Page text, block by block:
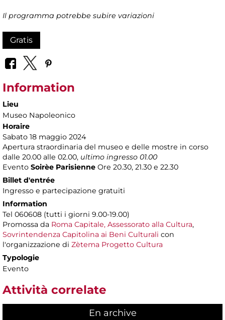
Il programma potrebbe subire variazioni
Gratis
Information
Lieu
Museo Napoleonico
Horaire
Sabato 18 maggio 2024
Apertura straordinaria del museo e delle mostre in corso
dalle 20.00 alle 02.00, ultimo ingresso 01.00
Evento Soirèe Parisienne Ore 20.30, 21.30 e 22.30
Billet d'entrée
Ingresso e partecipazione gratuiti
Information
Tel 060608 (tutti i giorni 9.00-19.00)
Promossa da Roma Capitale, Assessorato alla Cultura,
Sovrintendenza Capitolina ai Beni Culturali con
l'organizzazione di Zètema Progetto Cultura
Typologie
Evento
Attività correlate
En archive